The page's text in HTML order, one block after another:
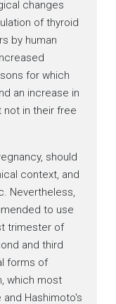
changes
of thyroid
by human
for which
an increase in
not in their free
should
context, and
Nevertheless,
to use
trimester of
and third
forms of
which most
Hashimoto's